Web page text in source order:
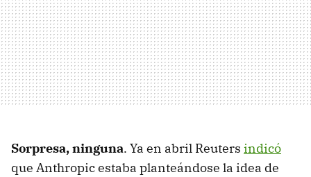
Sorpresa, ninguna. Ya en abril Reuters indicó
que Anthropic estaba planteándose la idea de